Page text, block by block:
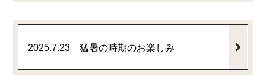
2025.7.23 猛暑の時期のお楽しみ